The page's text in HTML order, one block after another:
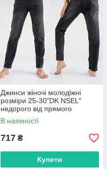
Джинси жіночі молодіжні
розміри 25-30"DK NSEL"
недорого від прямого
постачальника
В наявності
717 ₴
Купити